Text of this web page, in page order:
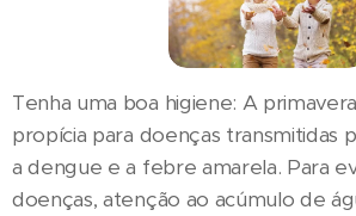
Tenha uma boa higiene: A
propícia para doenças transmitidas
a dengue e a febre amarela. Para
doenças, atenção ao acúmulo de